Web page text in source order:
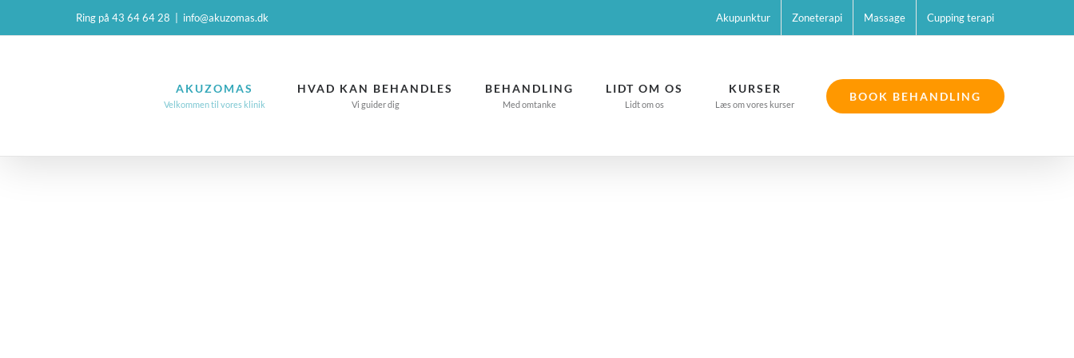
to
Ring på 43 64 64 28 info@akuzomas.dk Akupunktur Zoneterapi Massage Cupping terapi
AKUZOMAS
Velkommen til vores klinik
HVAD KAN BEHANDLES
Vi guider dig
BEHANDLING
Med omtanke
LIDT OM OS
Lidt om os
KURSER
Læs om vores kurser
BOOK BEHANDLING